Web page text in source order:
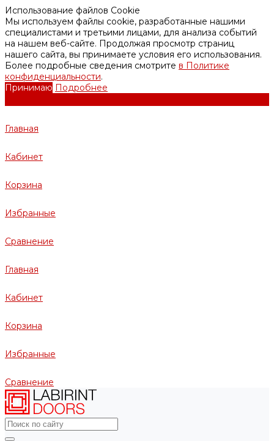
Использование файлов Cookie
Мы используем файлы cookie, разработанные нашими
специалистами и третьими лицами, для анализа событий
на нашем веб-сайте. Продолжая просмотр страниц
нашего сайта, вы принимаете условия его использования.
Более подробные сведения смотрите в Политике
конфиденциальности.
Принимаю Подробнее
Главная
Кабинет
Корзина
Избранные
Сравнение
Главная
Кабинет
Корзина
Избранные
Сравнение